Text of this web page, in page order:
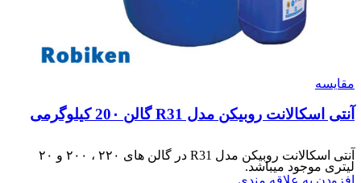
مقایسه
آنتی اسکالانت روبیکن مدل R31 گالن 20۰ کیلوگرمی
آنتی اسکالانت روبیکن مدل R31 در گالن های ۲۲۰ ، ۲۰۰ و ۲۰
لیتری موجود میباشد.
افزودن به علاقه مندی